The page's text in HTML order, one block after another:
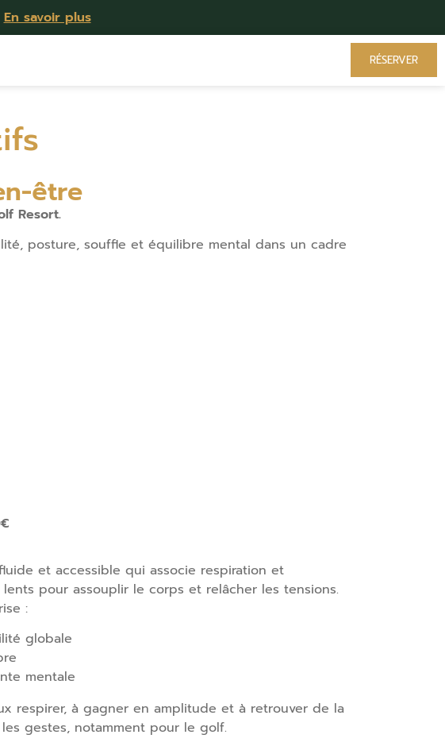
En savoir plus
RÉSERVER
être
Resort.
posture, souffle et équilibre mental dans un cadre
et accessible qui associe respiration et
lents pour assouplir le corps et relâcher les tensions.
:
globale
mentale
respirer, à gagner en amplitude et à retrouver de la
gestes, notamment pour le golf.